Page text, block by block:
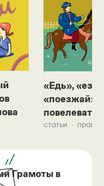
«Едь»,
«поезжай»?
повелевать
статьи
Грамоты в